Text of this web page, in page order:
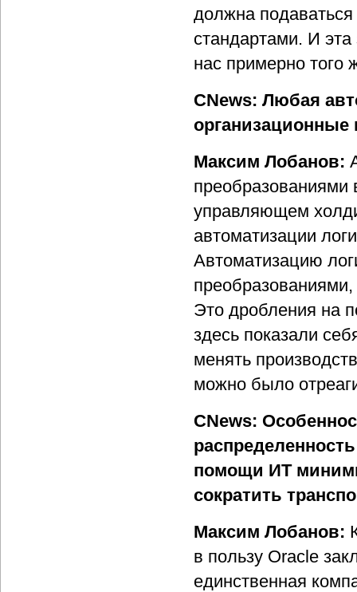
должна
стандартами. И эта
нас примерно того
CNews: Любая
организационные
Максим Лобанов:
преобразованиями
управляющем
автоматизации
Автоматизацию
Это дробления на
здесь показали
менять
можно было
CNews:
помощи ИТ
сократить
Максим Лобанов:
в пользу Oracle
единственная